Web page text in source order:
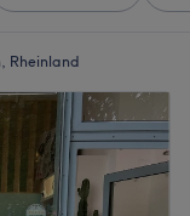
Rheinland